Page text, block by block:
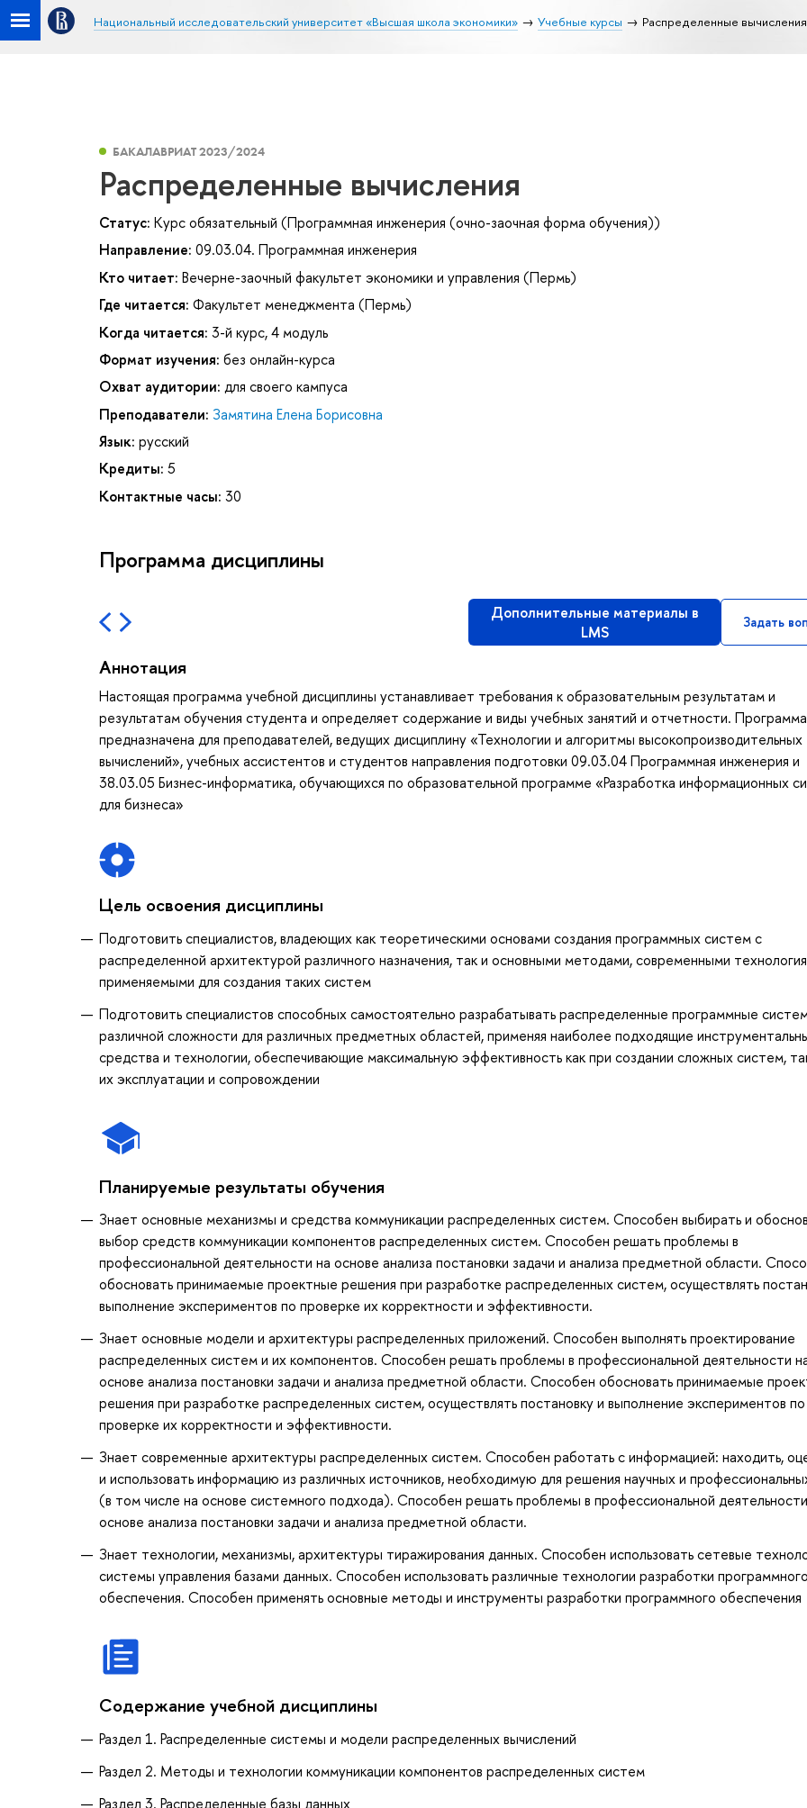
Национальный исследовательский университет «Высшая школа экономики» Учебные курсы Распределенные вычисления
БАКАЛАВРИАТ 2023/2024
Распределенные вычисления
Статус: Курс обязательный (Программная инженерия (очно-заочная форма обучения))
Направление: 09.03.04. Программная инженерия
Кто читает: Вечерне-заочный факультет экономики и управления (Пермь)
Где читается: Факультет менеджмента (Пермь)
Когда читается: 3-й курс, 4 модуль
Формат изучения: без онлайн-курса
Охват аудитории: для своего кампуса
Преподаватели: Замятина Елена Борисовна
Язык: русский
Кредиты: 5
Контактные часы: 30
Программа дисциплины
Дополнительные материалы в
LMS
Задать
Аннотация
Настоящая программа учебной дисциплины устанавливает требования к образовательным результатам и
результатам обучения студента и определяет содержание и виды учебных занятий и отчетности. Программа
предназначена для преподавателей, ведущих дисциплину «Технологии и алгоритмы высокопроизводительных
вычислений», учебных ассистентов и студентов направления подготовки 09.03.04 Программная инженерия и
38.03.05 Бизнес-информатика, обучающихся по образовательной программе «Разработка информационных
для бизнеса»
Цель освоения дисциплины
Подготовить специалистов, владеющих как теоретическими основами создания программных систем с
распределенной архитектурой различного назначения, так и основными методами, современными
применяемыми для создания таких систем
Подготовить специалистов способных самостоятельно разрабатывать распределенные программные
различной сложности для различных предметных областей, применяя наиболее подходящие
средства и технологии, обеспечивающие максимальную эффективность как при создании сложных систем,
их эксплуатации и сопровождении
Планируемые результаты обучения
Знает основные механизмы и средства коммуникации распределенных систем. Способен выбирать и
выбор средств коммуникации компонентов распределенных систем. Способен решать проблемы в
профессиональной деятельности на основе анализа постановки задачи и анализа предметной области.
обосновать принимаемые проектные решения при разработке распределенных систем, осуществлять
выполнение экспериментов по проверке их корректности и эффективности.
Знает основные модели и архитектуры распределенных приложений. Способен выполнять проектирование
распределенных систем и их компонентов. Способен решать проблемы в профессиональной деятельности
основе анализа постановки задачи и анализа предметной области. Способен обосновать принимаемые
решения при разработке распределенных систем, осуществлять постановку и выполнение экспериментов по
проверке их корректности и эффективности.
Знает современные архитектуры распределенных систем. Способен работать с информацией: находить,
и использовать информацию из различных источников, необходимую для решения научных и
(в том числе на основе системного подхода). Способен решать проблемы в профессиональной
основе анализа постановки задачи и анализа предметной области.
Знает технологии, механизмы, архитектуры тиражирования данных. Способен использовать сетевые
системы управления базами данных. Способен использовать различные технологии разработки программного
обеспечения. Способен применять основные методы и инструменты разработки программного обеспечения
Содержание учебной дисциплины
Раздел 1. Распределенные системы и модели распределенных вычислений
Раздел 2. Методы и технологии коммуникации компонентов распределенных систем
Раздел 3. Распределенные базы данных